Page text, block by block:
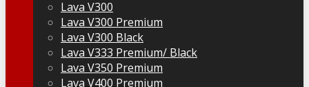
Lava V300
Lava V300 Premium
Lava V300 Black
Lava V333 Premium/ Black
Lava V350 Premium
Lava V400 Premium